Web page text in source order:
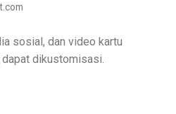
sosial, dan video kartu
dapat dikustomisasi.